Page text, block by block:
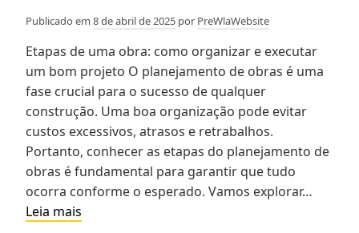
Publicado em 8 de abril de 2025 por PreWlaWebsite
Etapas de uma obra: como organizar e executar
um bom projeto O planejamento de obras é uma
fase crucial para o sucesso de qualquer
construção. Uma boa organização pode evitar
custos excessivos, atrasos e retrabalhos.
Portanto, conhecer as etapas do planejamento de
obras é fundamental para garantir que tudo
ocorra conforme o esperado. Vamos explorar…
Leia mais